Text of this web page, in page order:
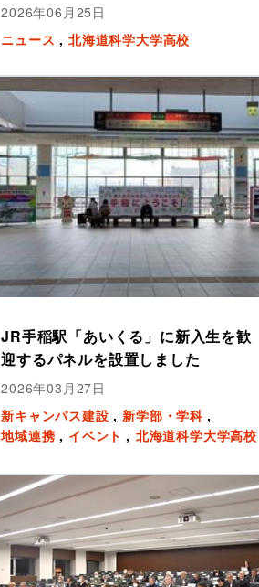
2026年06月25日
ニュース
北海道科学大学高校
JR手稲駅「あいくる」に新入生を歓
迎するパネルを設置しました
2026年03月27日
新キャンパス建設
新学部・学科
地域連携
イベント 北海道科学大学高校